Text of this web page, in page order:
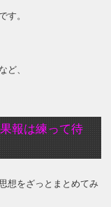
す。
ど、
報は練って待
想をざっとまとめてみ